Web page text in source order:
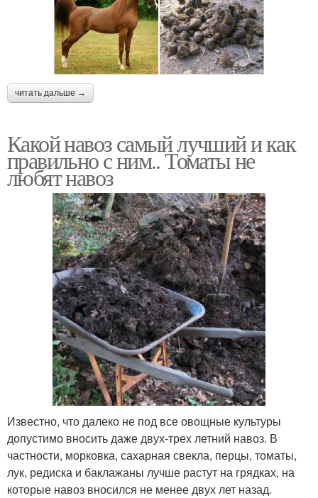
читать дальше →
Какой навоз самый лучший и как
правильно с ним.. Томаты не
любят навоз
Известно, что далеко не под все овощные культуры
допустимо вносить даже двух-трех летний навоз. В
частности, морковка, сахарная свекла, перцы, томаты,
лук, редиска и баклажаны лучше растут на грядках, на
которые навоз вносился не менее двух лет назад.